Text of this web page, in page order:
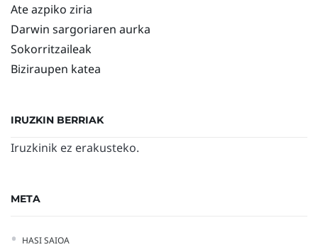
Ate azpiko ziria
Darwin sargoriaren aurka
Sokorritzaileak
Biziraupen katea
IRUZKIN BERRIAK
Iruzkinik ez erakusteko.
META
HASI SAIOA